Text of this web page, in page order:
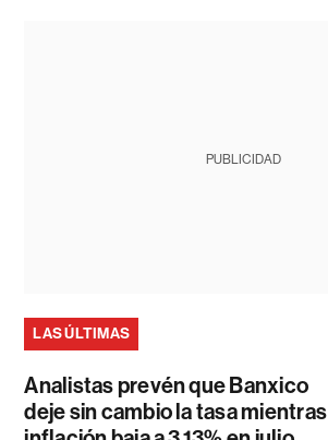
PUBLICIDAD
LAS ÚLTIMAS
Analistas prevén que Banxico
deje sin cambio la tasa mientras